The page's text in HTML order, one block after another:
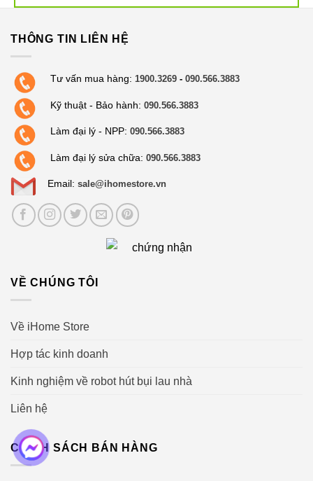
THÔNG TIN LIÊN HỆ
Tư vấn mua hàng: 1900.3269 -090.566.3883
Kỹ thuật - Bảo hành: 090.566.3883
Làm đại lý - NPP: 090.566.3883
Làm đại lý sửa chữa: 090.566.3883
Email: sale@ihomestore.vn
VỀ CHÚNG TÔI
Về iHome Store
Hợp tác kinh doanh
Kinh nghiệm về robot hút bụi lau nhà
Liên hệ
CHÍNH SÁCH BÁN HÀNG